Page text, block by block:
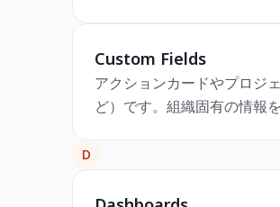
Custom Fields
アクションカードやプロジ
ど）です。組織固有の情報
D